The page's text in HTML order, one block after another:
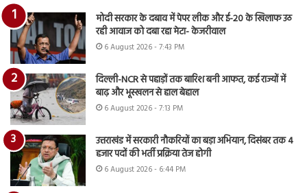
मोदी सरकार के दबाव में पेपर लीक और ई-20 के खिलाफ उठ
रही आवाज को दबा रहा मेटा- केजरीवाल
6 August 2026 - 7:43 PM
दिल्ली-NCR से पहाड़ों तक बारिश बनी आफत, कई राज्यों में
बाढ़ और भूस्खलन से हाल बेहाल
6 August 2026 - 7:13 PM
उत्तराखंड में सरकारी नौकरियों का बड़ा अभियान, दिसंबर तक 4
हजार पदों की भर्ती प्रक्रिया तेज होगी
6 August 2026 - 6:44 PM